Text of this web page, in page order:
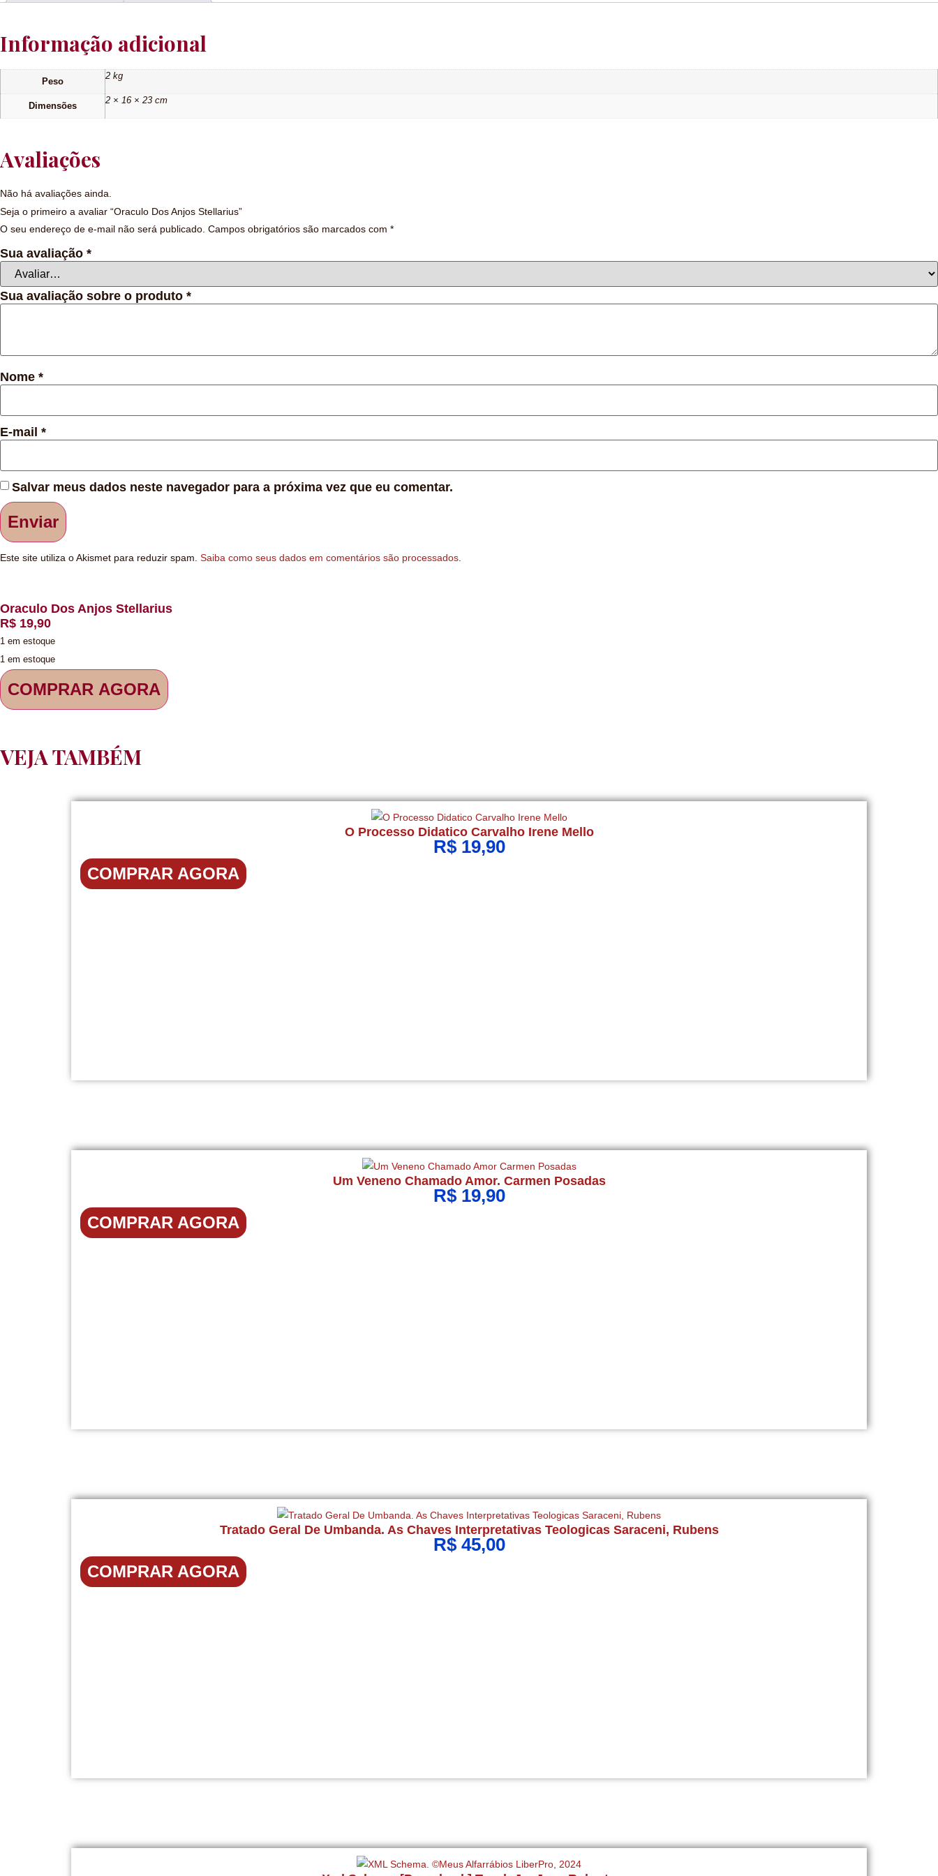
Informação adicional
Peso
2 kg
Dimensões
2 × 16 × 23 cm
Avaliações
Não há avaliações ainda.
Seja o primeiro a avaliar “Oraculo Dos Anjos Stellarius”
O seu endereço de e-mail não será publicado. Campos obrigatórios são marcados com *
Sua avaliação *
Sua avaliação sobre o produto *
Nome *
E-mail *
Salvar meus dados neste navegador para a próxima vez que eu comentar.
Este site utiliza o Akismet para reduzir spam. Saiba como seus dados em comentários são processados
Oraculo Dos Anjos Stellarius
R$ 19,90
1 em estoque
1 em estoque
COMPRAR AGORA
VEJA TAMBÉM
O Processo Didatico Carvalho Irene Mello
R$19,90
COMPRAR AGORA
Um Veneno Chamado Amor. Carmen Posadas
R$19,90
COMPRAR AGORA
Tratado Geral De Umbanda. As Chaves Interpretativas Teologicas Saraceni, Rubens
R$45,00
COMPRAR AGORA